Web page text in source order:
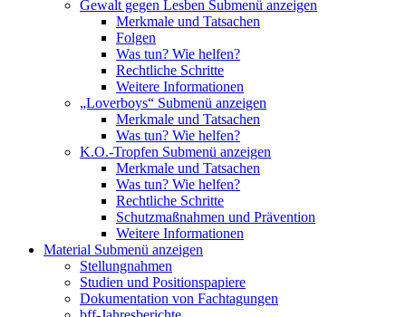
Gewalt gegen Lesben Submenü anzeigen
Merkmale und Tatsachen
Folgen
Was tun? Wie helfen?
Rechtliche Schritte
Weitere Informationen
„Loverboys“ Submenü anzeigen
Merkmale und Tatsachen
Was tun? Wie helfen?
K.O.-Tropfen Submenü anzeigen
Merkmale und Tatsachen
Was tun? Wie helfen?
Rechtliche Schritte
Schutzmaßnahmen und Prävention
Weitere Informationen
Material Submenü anzeigen
Stellungnahmen
Studien und Positionspapiere
Dokumentation von Fachtagungen